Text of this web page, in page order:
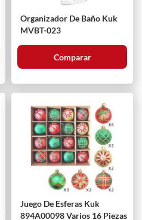
Organizador De Baño Kuk
MVBT-023
Comparar
Juego De Esferas Kuk
894A00098 Varios 16 Piezas